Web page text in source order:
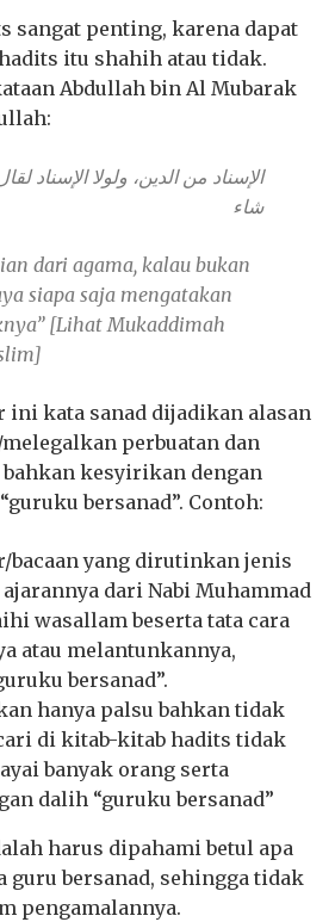
sangat penting, karena dapat
itu shahih atau tidak.
Abdullah bin Al Mubarak
شاء
dari agama, kalau bukan
siapa saja mengatakan
[Lihat Mukaddimah
kata sanad dijadikan alasan
perbuatan dan
bahkan kesyirikan dengan
bersanad”. Contoh:
bacaan yang dirutinkan jenis
ajarannya dari Nabi Muhammad
wasallam beserta tata cara
atau melantunkannya,
bersanad”.
hanya palsu bahkan tidak
di kitab-kitab hadits tidak
banyak orang serta
dalih “guruku bersanad”
harus dipahami betul apa
guru bersanad, sehingga tidak
pengamalannya.